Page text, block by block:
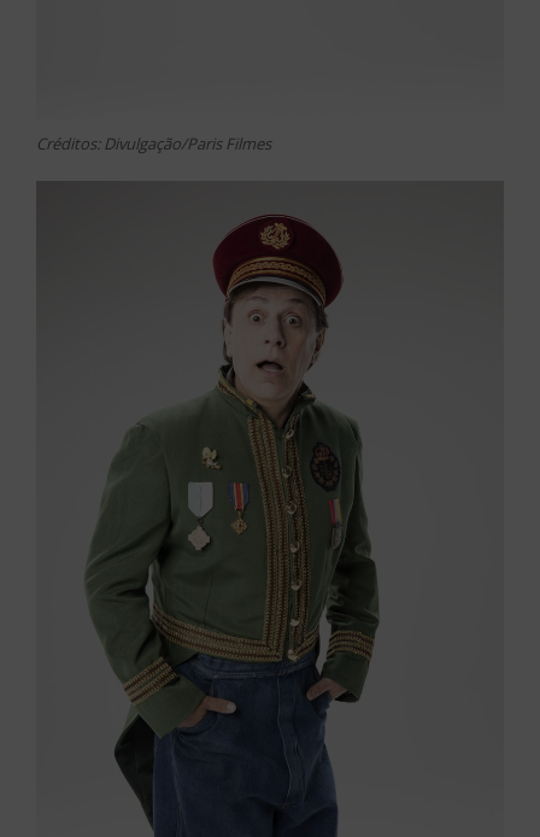
Créditos: Divulgação/Paris Filmes